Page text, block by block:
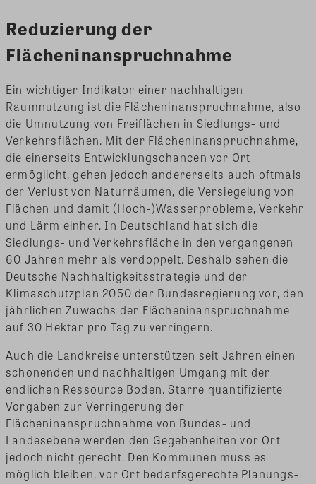
Reduzierung der
Flächeninanspruchnahme
Ein wichtiger Indikator einer nachhaltigen
Raumnutzung ist die Flächeninanspruchnahme, also
die Umnutzung von Freiflächen in Siedlungs- und
Verkehrsflächen. Mit der Flächeninanspruchnahme,
die einerseits Entwicklungschancen vor Ort
ermöglicht, gehen jedoch andererseits auch oftmals
der Verlust von Naturräumen, die Versiegelung von
Flächen und damit (Hoch-)Wasserprobleme, Verkehr
und Lärm einher. In Deutschland hat sich die
Siedlungs- und Verkehrsfläche in den vergangenen
60 Jahren mehr als verdoppelt. Deshalb sehen die
Deutsche Nachhaltigkeitsstrategie und der
Klimaschutzplan 2050 der Bundesregierung vor, den
jährlichen Zuwachs der Flächeninanspruchnahme
auf 30 Hektar pro Tag zu verringern.
Auch die Landkreise unterstützen seit Jahren einen
schonenden und nachhaltigen Umgang mit der
endlichen Ressource Boden. Starre quantifizierte
Vorgaben zur Verringerung der
Flächeninanspruchnahme von Bundes- und
Landesebene werden den Gegebenheiten vor Ort
jedoch nicht gerecht. Den Kommunen muss es
möglich bleiben, vor Ort bedarfsgerechte Planungs-